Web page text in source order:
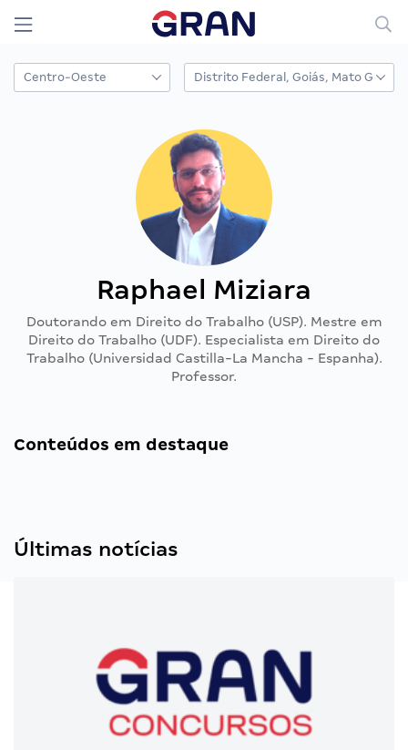
Raphael Miziara
Doutorando em Direito do Trabalho (USP). Mestre em
Direito do Trabalho (UDF). Especialista em Direito do
Trabalho (Universidad Castilla-La Mancha - Espanha).
Professor.
Conteúdos em destaque
Últimas notícias